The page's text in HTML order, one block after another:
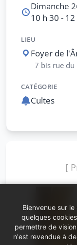
[
Dimanche
10 h 30 -
LIEU
Foyer de
7 bis rue du
CATÉGORIE
Cultes
Bienvenue sur
quelques
permettre de
n'est revendue à